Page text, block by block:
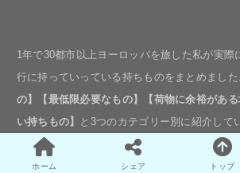
1年で30都市以上ヨーロッパを旅した私が実際
行に持っていっている持ちものをまとめました
の】【最低限必要なもの】【荷物に余裕があ
い持ちもの】
と3つのカテゴリー別に紹介して
持ちも
ホーム シェア トップ